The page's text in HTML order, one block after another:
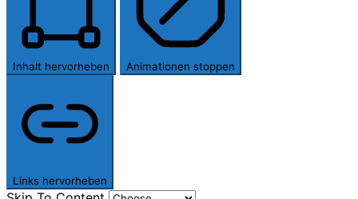
Inhalt hervorheben Animationen stoppen
Links hervorheben